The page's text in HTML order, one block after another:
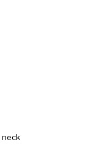
neck